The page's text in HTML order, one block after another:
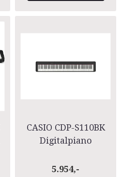
CASIO CDP-S110BK
Digitalpiano
5.954,-